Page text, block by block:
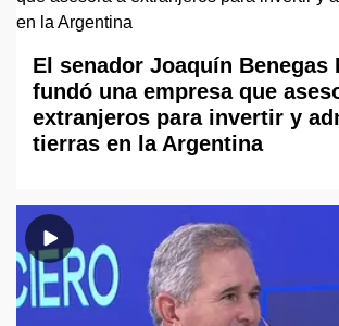
El senador Joaquín Benegas
fundó una empresa que
extranjeros para invertir y
tierras en la Argentina